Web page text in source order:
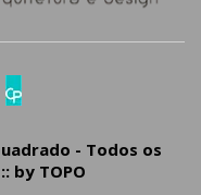
- Todos os
by TOPO